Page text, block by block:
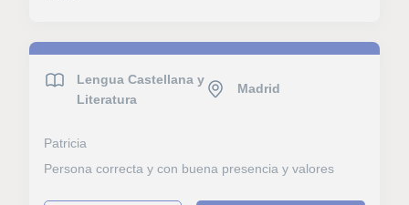
Lengua Castellana y
Literatura
Madrid
Patricia
Persona correcta y con buena presencia y valores